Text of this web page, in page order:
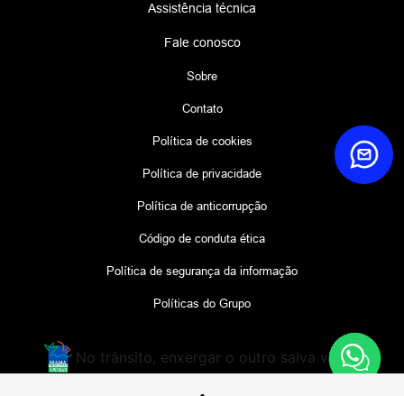
Assistência técnica
Fale conosco
Sobre
Contato
Política de cookies
Política de privacidade
Política de anticorrupção
Código de conduta ética
Política de segurança da informação
Políticas do Grupo
No trânsito, enxergar o outro salva vidas.